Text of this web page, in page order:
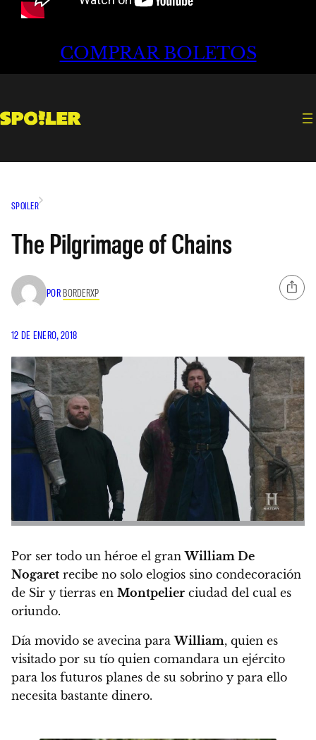
COMPRAR BOLETOS
SPOILER
The Pilgrimage of Chains
POR BORDERXP
12 DE ENERO, 2018
Por ser todo un héroe el granWilliam De
Nogaret recibe no solo elogios sino condecoración
de Sir y tierras en Montpelier ciudad del cual es
oriundo.
Día movido se avecina paraWilliam, quien es
visitado por su tío quien comandara un ejército
para los futuros planes de su sobrino y para ello
necesita bastante dinero.